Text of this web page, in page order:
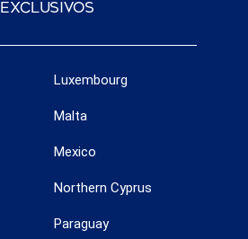
exclusivos
Luxembourg
Malta
Mexico
Northern Cyprus
Paraguay